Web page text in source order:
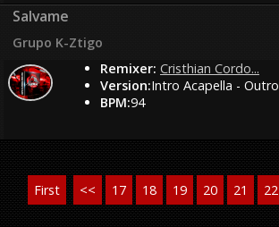
Salvame
Grupo K-Ztigo
Remixer: Cristhian Cordo...
Version:Intro Acapella - Outro
BPM:94
First << 17 18 19 20 21 22